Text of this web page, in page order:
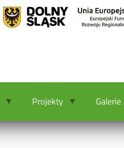
Projekty Galerie